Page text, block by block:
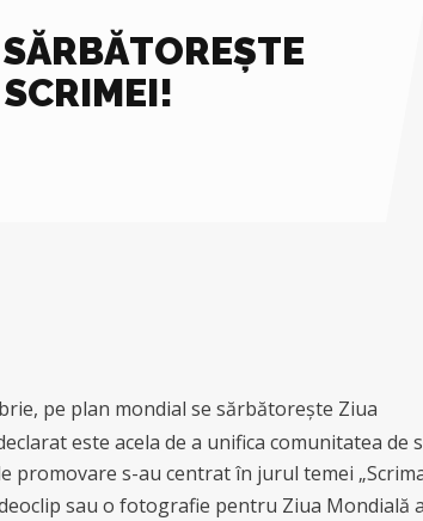
pe plan mondial se sărbătorește Ziua
este acela de a unifica comunitatea de
promovare s-au centrat în jurul temei
sau o fotografie pentru Ziua Mondială